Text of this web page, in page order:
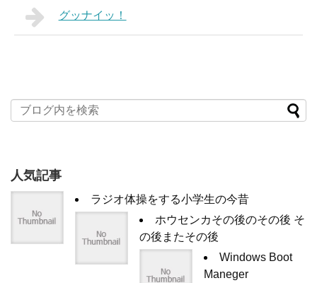
グッナイッ！
人気記事
ラジオ体操をする小学生の今昔
ホウセンカその後のその後 そ
の後またその後
Windows Boot
Maneger